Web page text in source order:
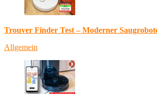
Trouver Finder Test – Moderner
Allgemein